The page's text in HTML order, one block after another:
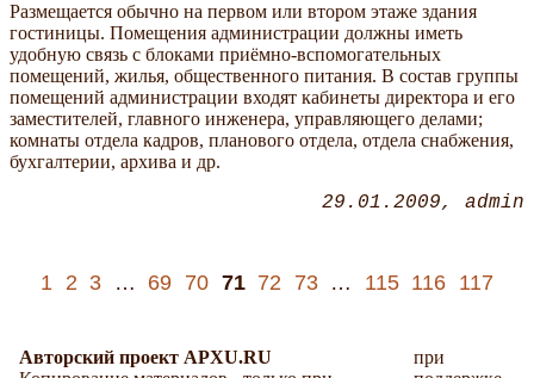
Размещается обычно на первом или втором этаже здания
гостиницы. Помещения администрации должны иметь
удобную связь с блоками приёмно-вспомогательных
помещений, жилья, общественного питания. В состав группы
помещений администрации входят кабинеты директора и его
заместителей, главного инженера, управляющего делами;
комнаты отдела кадров, планового отдела, отдела снабжения,
бухгалтерии, архива и др.
29.01.2009 admin
1 2 3 … 69 70 71 72 73 … 115 116 117
Авторский проект APXU.RU
при